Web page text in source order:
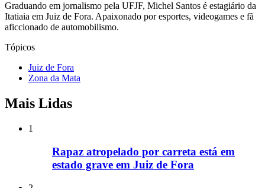
Graduando em jornalismo pela UFJF, Michel Santos é estagiário da
Itatiaia em Juiz de Fora. Apaixonado por esportes, videogames e fã
aficcionado de automobilismo.
Tópicos
Juiz de Fora
Zona da Mata
Mais Lidas
1
Rapaz atropelado por carreta está em
estado grave em Juiz de Fora